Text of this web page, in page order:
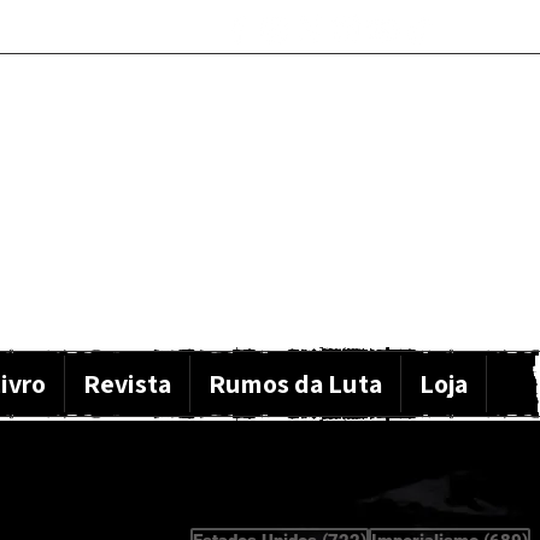
Revista Rumos da Luta Loja